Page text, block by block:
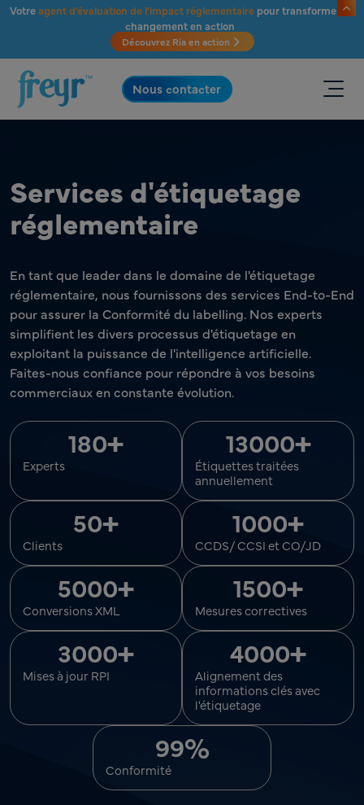
Passer au contenu principal
Votreagent d'évaluation de l'impact réglementairepour transformer le
changement en action
Découvrez Ria en action
.
Nous contacter
Services d'étiquetage
réglementaire
En tant que leader dans le domaine de l'étiquetage
réglementaire, nous fournissons des services End-to-End
pour assurer la Conformité du labelling. Nos experts
simplifient les divers processus d'étiquetage en
exploitant la puissance de l'intelligence artificielle.
Faites-nous confiance pour répondre à vos besoins
commerciaux en constante évolution.
180+
Experts
13000+
Étiquettes traitées
annuellement
50+
Clients
1000+
CCDS/ CCSI et CO/JD
5000+
Conversions XML
1500+
Mesures correctives
3000+
Mises à jour RPI
4000+
Alignement des
informations clés avec
l'étiquetage
99%
Conformité